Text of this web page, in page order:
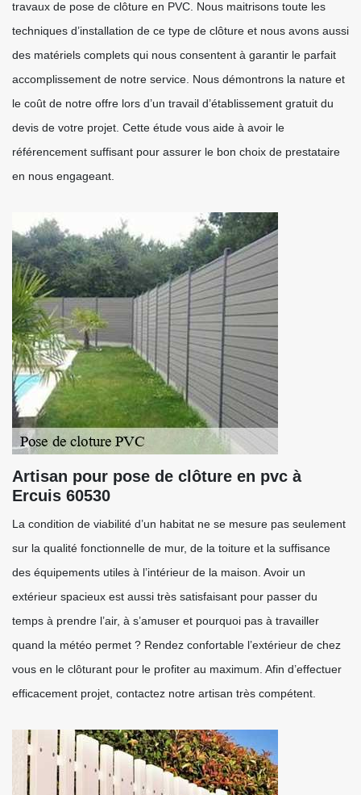
travaux de pose de clôture en PVC. Nous maitrisons toute les
techniques d’installation de ce type de clôture et nous avons aussi
des matériels complets qui nous consentent à garantir le parfait
accomplissement de notre service. Nous démontrons la nature et
le coût de notre offre lors d’un travail d’établissement gratuit du
devis de votre projet. Cette étude vous aide à avoir le
référencement suffisant pour assurer le bon choix de prestataire
en nous engageant.
Artisan pour pose de clôture en pvc à
Ercuis 60530
La condition de viabilité d’un habitat ne se mesure pas seulement
sur la qualité fonctionnelle de mur, de la toiture et la suffisance
des équipements utiles à l’intérieur de la maison. Avoir un
extérieur spacieux est aussi très satisfaisant pour passer du
temps à prendre l’air, à s’amuser et pourquoi pas à travailler
quand la météo permet ? Rendez confortable l’extérieur de chez
vous en le clôturant pour le profiter au maximum. Afin d’effectuer
efficacement projet, contactez notre artisan très compétent.